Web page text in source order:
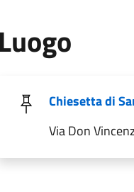
Luogo
Chiesetta di
Via Don